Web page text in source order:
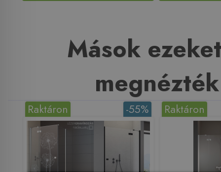
Mások
megnézték
-55%
Raktáron Raktáron